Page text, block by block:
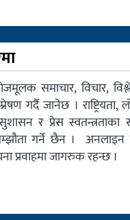
समाचार, विचार,
गर्दै जानेछ । राष्ट्रियता,
र प्रेस
गर्ने छैन । अनलाइन
प्रवाहमा जागरुक रहन्छ ।